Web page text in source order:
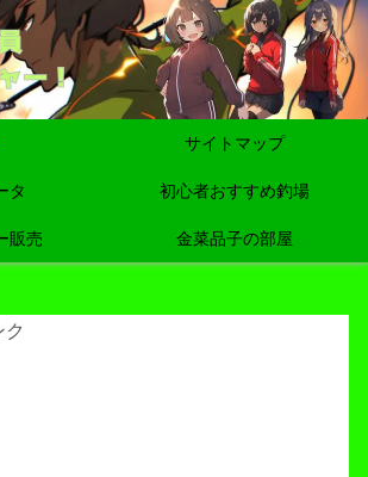
サイトマップ
タ 初心者おすすめ釣場
販売 金菜品子の部屋